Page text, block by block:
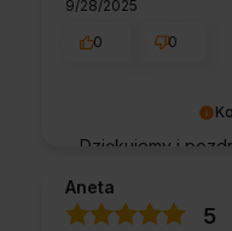
Dziękujemy i
9/28/2025
0
0
Aneta
5